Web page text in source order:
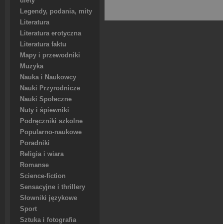
Legendy, podania, mity
Literatura
Literatura erotyczna
Literatura faktu
Mapy i przewodniki
Muzyka
Nauka i Naukowcy
Nauki Przyrodnicze
Nauki Społeczne
Nuty i śpiewniki
Podręczniki szkolne
Popularno-naukowe
Poradniki
Religia i wiara
Romanse
Science-fiction
Sensacyjne i thrillery
Słowniki językowe
Sport
Sztuka i fotografia